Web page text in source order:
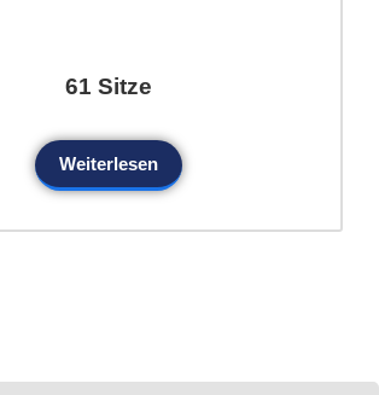
61 Sitze
Weiterlesen